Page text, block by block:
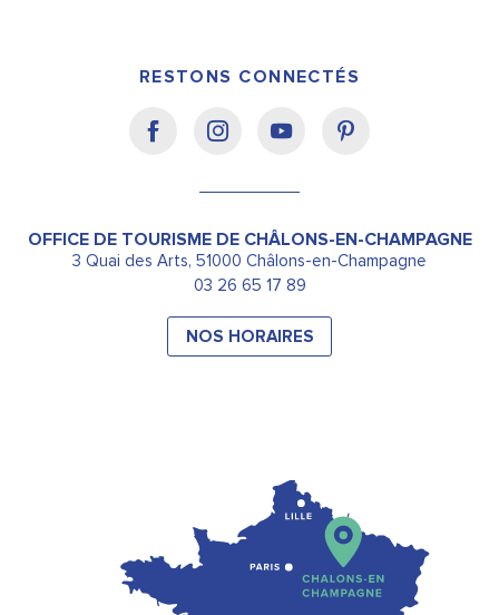
RESTONS CONNECTÉS
OFFICE DE TOURISME DE CHÂLONS-EN-CHAMPAGNE
3 Quai des Arts, 51000 Châlons-en-Champagne
03 26 65 17 89
NOS HORAIRES